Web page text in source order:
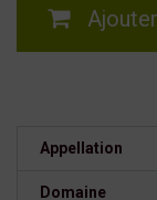
Appellation
Domaine